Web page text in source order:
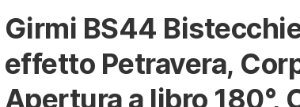
Girmi BS44
effetto Petravera,
Apertura a libro 180°,